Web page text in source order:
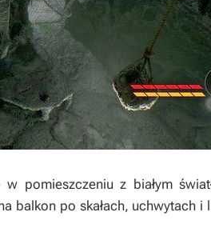
pomieszczeniu z białym
balkon po skałach, uchwytach i